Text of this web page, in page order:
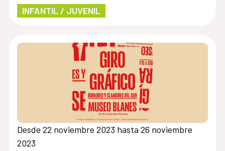
INFANTIL / JUVENIL
Desde 22 noviembre 2023 hasta 26 noviembre
2023